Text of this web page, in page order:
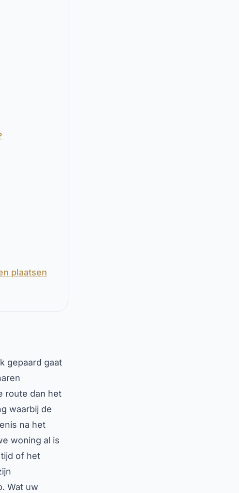
plaatsen
gepaard gaat
route dan het
waarbij de
na het
woning al is
of het
Wat uw